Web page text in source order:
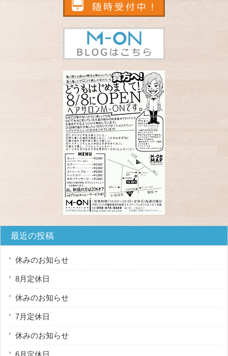
最近の投稿
休みのお知らせ
8月定休日
休みのお知らせ
7月定休日
休みのお知らせ